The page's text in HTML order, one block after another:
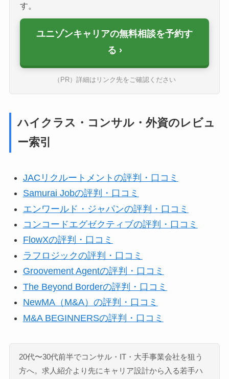
す。
ユニゾンキャリアの無料相談を予約す
る
（PR）詳細はリンク先をご確認ください
ハイクラス・コンサル・外資のレビュ
ー索引
JACリクルートメントの評判・口コミ
Samurai Jobの評判・口コミ
エンワールド・ジャパンの評判・口コミ
コンコードエグゼクティブの評判・口コミ
FlowXの評判・口コミ
ラフロジックの評判・口コミ
Groovement Agentの評判・口コミ
The Beyond Borderの評判・口コミ
NewMA（M&A）の評判・口コミ
M&A BEGINNERSの評判・口コミ
20代〜30代前半でコンサル・IT・大手事業会社を狙う
方へ。求人紹介より先にキャリア設計から入る若手ハ